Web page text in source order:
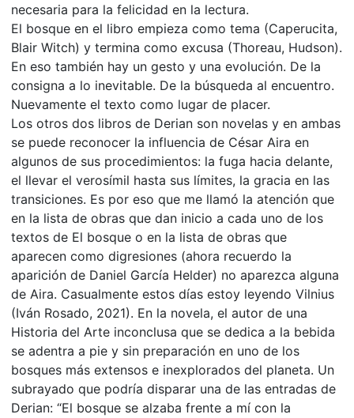
necesaria para la felicidad en la lectura.
El bosque en el libro empieza como tema (Caperucita,
Blair Witch) y termina como excusa (Thoreau, Hudson).
En eso también hay un gesto y una evolución. De la
consigna a lo inevitable. De la búsqueda al encuentro.
Nuevamente el texto como lugar de placer.
Los otros dos libros de Derian son novelas y en ambas
se puede reconocer la influencia de César Aira en
algunos de sus procedimientos: la fuga hacia delante,
el llevar el verosímil hasta sus límites, la gracia en las
transiciones. Es por eso que me llamó la atención que
en la lista de obras que dan inicio a cada uno de los
textos de El bosque o en la lista de obras que
aparecen como digresiones (ahora recuerdo la
aparición de Daniel García Helder) no aparezca alguna
de Aira. Casualmente estos días estoy leyendo Vilnius
(Iván Rosado, 2021). En la novela, el autor de una
Historia del Arte inconclusa que se dedica a la bebida
se adentra a pie y sin preparación en uno de los
bosques más extensos e inexplorados del planeta. Un
subrayado que podría disparar una de las entradas de
Derian: “El bosque se alzaba frente a mí con la